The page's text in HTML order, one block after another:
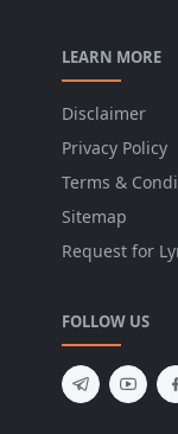
LEARN MORE
Disclaimer
Privacy Policy
Terms &
Sitemap
Request for
FOLLOW US